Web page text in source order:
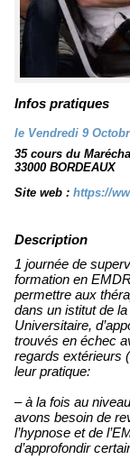
Infos pratiques
le Vendredi 9
35 cours du
33000 BORDEAUX
Site web : https://
Description
1 journée de
formation en
permettre aux
dans un istitut de
Universitaire,
trouvés en échec
regards extérieurs
leur pratique:
– à la fois au
avons besoin de
l’hypnose et de
d’approfondir